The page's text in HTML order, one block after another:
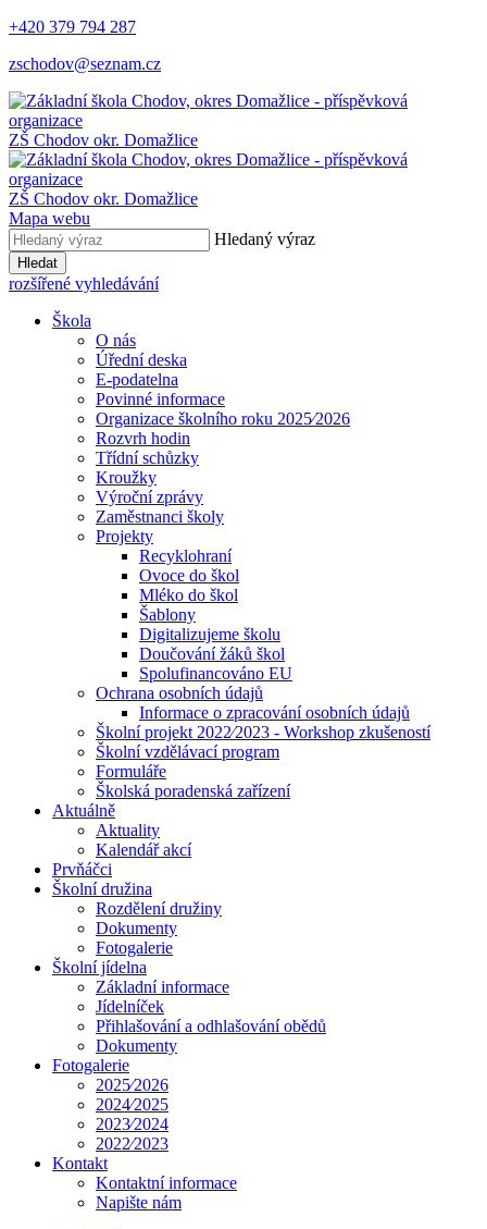
+420 379 794 287
zschodov@seznam.cz
ZŠ Chodov okr. Domažlice
ZŠ Chodov okr. Domažlice
Mapa webu
Hledaný výraz
Hledat
rozšířené vyhledávání
Škola
O nás
Úřední deska
E-podatelna
Povinné informace
Organizace školního roku 2025⁄2026
Rozvrh hodin
Třídní schůzky
Kroužky
Výroční zprávy
Zaměstnanci školy
Projekty
Recyklohraní
Ovoce do škol
Mléko do škol
Šablony
Digitalizujeme školu
Doučování žáků škol
Spolufinancováno EU
Ochrana osobních údajů
Informace o zpracování osobních údajů
Školní projekt 2022⁄2023 - Workshop zkušeností
Školní vzdělávací program
Formuláře
Školská poradenská zařízení
Aktuálně
Aktuality
Kalendář akcí
Prvňáčci
Školní družina
Rozdělení družiny
Dokumenty
Fotogalerie
Školní jídelna
Základní informace
Jídelníček
Přihlašování a odhlašování obědů
Dokumenty
Fotogalerie
2025⁄2026
2024⁄2025
2023⁄2024
2022⁄2023
Kontakt
Kontaktní informace
Napište nám